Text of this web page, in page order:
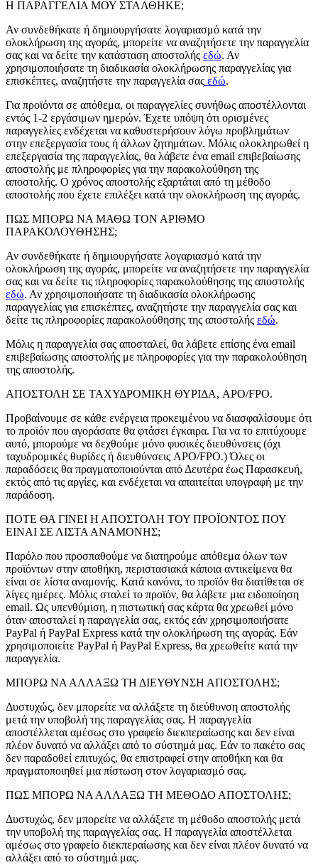
Η ΠΑΡΑΓΓΕΛΙΑ ΜΟΥ ΣΤΑΛΘΗΚΕ;
Αν συνδεθήκατε ή δημιουργήσατε λογαριασμό κατά την
ολοκλήρωση της αγοράς, μπορείτε να αναζητήσετε την παραγγελία
σας και να δείτε την κατάσταση αποστολής εδώ. Αν
χρησιμοποιήσατε τη διαδικασία ολοκλήρωσης παραγγελίας για
επισκέπτες, αναζητήστε την παραγγελία σας εδώ.
Για προϊόντα σε απόθεμα, οι παραγγελίες συνήθως αποστέλλονται
εντός 1-2 εργάσιμων ημερών. Έχετε υπόψη ότι ορισμένες
παραγγελίες ενδέχεται να καθυστερήσουν λόγω προβλημάτων
στην επεξεργασία τους ή άλλων ζητημάτων. Μόλις ολοκληρωθεί η
επεξεργασία της παραγγελίας, θα λάβετε ένα email επιβεβαίωσης
αποστολής με πληροφορίες για την παρακολούθηση της
αποστολής. Ο χρόνος αποστολής εξαρτάται από τη μέθοδο
αποστολής που έχετε επιλέξει κατά την ολοκλήρωση της αγοράς.
ΠΩΣ ΜΠΟΡΩ ΝΑ ΜΑΘΩ ΤΟΝ ΑΡΙΘΜΟ
ΠΑΡΑΚΟΛΟΥΘΗΣΗΣ;
Αν συνδεθήκατε ή δημιουργήσατε λογαριασμό κατά την
ολοκλήρωση της αγοράς, μπορείτε να αναζητήσετε την παραγγελία
σας και να δείτε τις πληροφορίες παρακολούθησης της αποστολής
εδώ. Αν χρησιμοποιήσατε τη διαδικασία ολοκλήρωσης
παραγγελίας για επισκέπτες, αναζητήστε την παραγγελία σας και
δείτε τις πληροφορίες παρακολούθησης της αποστολής εδώ.
Μόλις η παραγγελία σας αποσταλεί, θα λάβετε επίσης ένα email
επιβεβαίωσης αποστολής με πληροφορίες για την παρακολούθηση
της αποστολής.
ΑΠΟΣΤΟΛΗ ΣΕ ΤΑΧΥΔΡΟΜΙΚΗ ΘΥΡΙΔΑ, APO/FPO.
Προβαίνουμε σε κάθε ενέργεια προκειμένου να διασφαλίσουμε ότι
το προϊόν που αγοράσατε θα φτάσει έγκαιρα. Για να το επιτύχουμε
αυτό, μπορούμε να δεχθούμε μόνο φυσικές διευθύνσεις (όχι
ταχυδρομικές θυρίδες ή διευθύνσεις APO/FPO.) Όλες οι
παραδόσεις θα πραγματοποιούνται από Δευτέρα έως Παρασκευή,
εκτός από τις αργίες, και ενδέχεται να απαιτείται υπογραφή με την
παράδοση.
ΠΟΤΕ ΘΑ ΓΙΝΕΙ Η ΑΠΟΣΤΟΛΗ ΤΟΥ ΠΡΟΪΟΝΤΟΣ ΠΟΥ
ΕΙΝΑΙ ΣΕ ΛΙΣΤΑ ΑΝΑΜΟΝΗΣ;
Παρόλο που προσπαθούμε να διατηρούμε απόθεμα όλων των
προϊόντων στην αποθήκη, περιστασιακά κάποια αντικείμενα θα
είναι σε λίστα αναμονής. Κατά κανόνα, το προϊόν θα διατίθεται σε
λίγες ημέρες. Μόλις σταλεί το προϊόν, θα λάβετε μια ειδοποίηση
email. Ως υπενθύμιση, η πιστωτική σας κάρτα θα χρεωθεί μόνο
όταν αποσταλεί η παραγγελία σας, εκτός εάν χρησιμοποιήσατε
PayPal ή PayPal Express κατά την ολοκλήρωση της αγοράς. Εάν
χρησιμοποιείτε PayPal ή PayPal Express, θα χρεωθείτε κατά την
παραγγελία.
ΜΠΟΡΩ ΝΑ ΑΛΛΑΞΩ ΤΗ ΔΙΕΥΘΥΝΣΗ ΑΠΟΣΤΟΛΗΣ;
Δυστυχώς, δεν μπορείτε να αλλάξετε τη διεύθυνση αποστολής
μετά την υποβολή της παραγγελίας σας. Η παραγγελία
αποστέλλεται αμέσως στο γραφείο διεκπεραίωσης και δεν είναι
πλέον δυνατό να αλλάξει από το σύστημά μας. Εάν το πακέτο σας
δεν παραδοθεί επιτυχώς, θα επιστραφεί στην αποθήκη και θα
πραγματοποιηθεί μια πίστωση στον λογαριασμό σας.
ΠΩΣ ΜΠΟΡΩ ΝΑ ΑΛΛΑΞΩ ΤΗ ΜΕΘΟΔΟ ΑΠΟΣΤΟΛΗΣ;
Δυστυχώς, δεν μπορείτε να αλλάξετε τη μέθοδο αποστολής μετά
την υποβολή της παραγγελίας σας. Η παραγγελία αποστέλλεται
αμέσως στο γραφείο διεκπεραίωσης και δεν είναι πλέον δυνατό να
αλλάξει από το σύστημά μας.